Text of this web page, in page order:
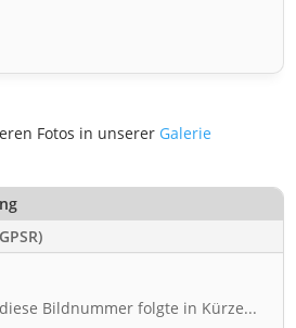
Fotos in unserer Galerie
Bildnummer folgte in Kürze...